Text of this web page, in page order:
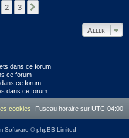
2 3
Aller
dans ce forum
ce forum
ce forum
dans ce forum
Fuseau horaire sur UTC-04:00
cookies
Software © phpBB Limited